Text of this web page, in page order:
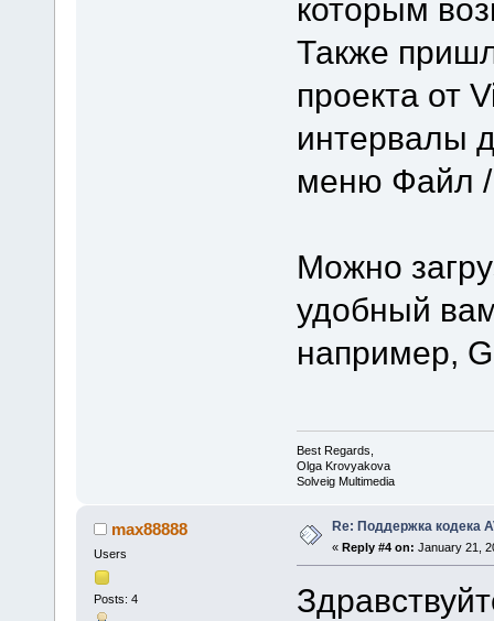
которым
Также
проекта от
интервалы
меню Файл /
Можно
удобный
например,
Best Regards,
Olga Krovyakova
Solveig Multimedia
max88888
Users
Posts: 4
Re: Поддержка кодека
« Reply #4 on: January 21,